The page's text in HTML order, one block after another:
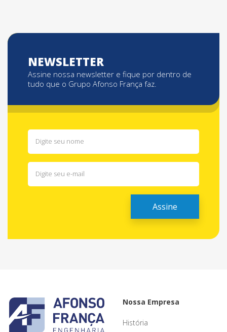
NEWSLETTER
Assine nossa newsletter e fique por dentro de
tudo que o Grupo Afonso França faz.
Nossa Empresa
História